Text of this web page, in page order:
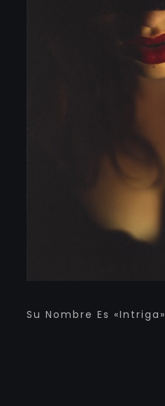
Su Nombre Es «Intriga»